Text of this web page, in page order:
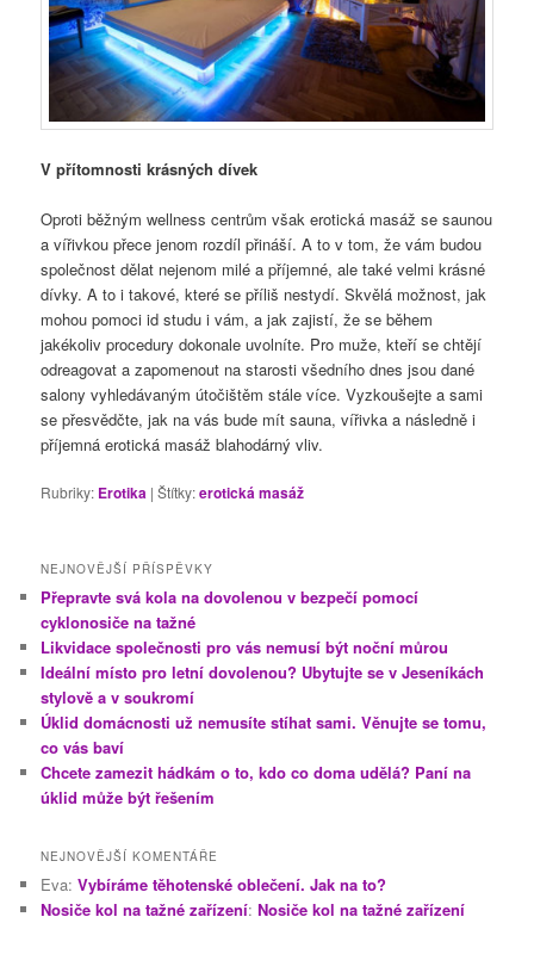
V přítomnosti krásných dívek
Oproti běžným wellness centrům však erotická masáž se saunou
a vířivkou přece jenom rozdíl přináší. A to v tom, že vám budou
společnost dělat nejenom milé a příjemné, ale také velmi krásné
dívky. A to i takové, které se příliš nestydí. Skvělá možnost, jak
mohou pomoci id studu i vám, a jak zajistí, že se během
jakékoliv procedury dokonale uvolníte. Pro muže, kteří se chtějí
odreagovat a zapomenout na starosti všedního dnes jsou dané
salony vyhledávaným útočištěm stále více. Vyzkoušejte a sami
se přesvědčte, jak na vás bude mít sauna, vířivka a následně i
příjemná erotická masáž blahodárný vliv.
Rubriky: Erotika |Štítky:erotická masáž
NEJNOVĚJŠÍ PŘÍSPĚVKY
Přepravte svá kola na dovolenou v bezpečí pomocí
cyklonosiče na tažné
Likvidace společnosti pro vás nemusí být noční můrou
Ideální místo pro letní dovolenou? Ubytujte se v Jeseníkách
stylově a v soukromí
Úklid domácnosti už nemusíte stíhat sami. Věnujte se tomu,
co vás baví
Chcete zamezit hádkám o to, kdo co doma udělá? Paní na
úklid může být řešením
NEJNOVĚJŠÍ KOMENTÁŘE
Eva:Vybíráme těhotenské oblečení. Jak na to?
Nosiče kol na tažné zařízení:Nosiče kol na tažné zařízení